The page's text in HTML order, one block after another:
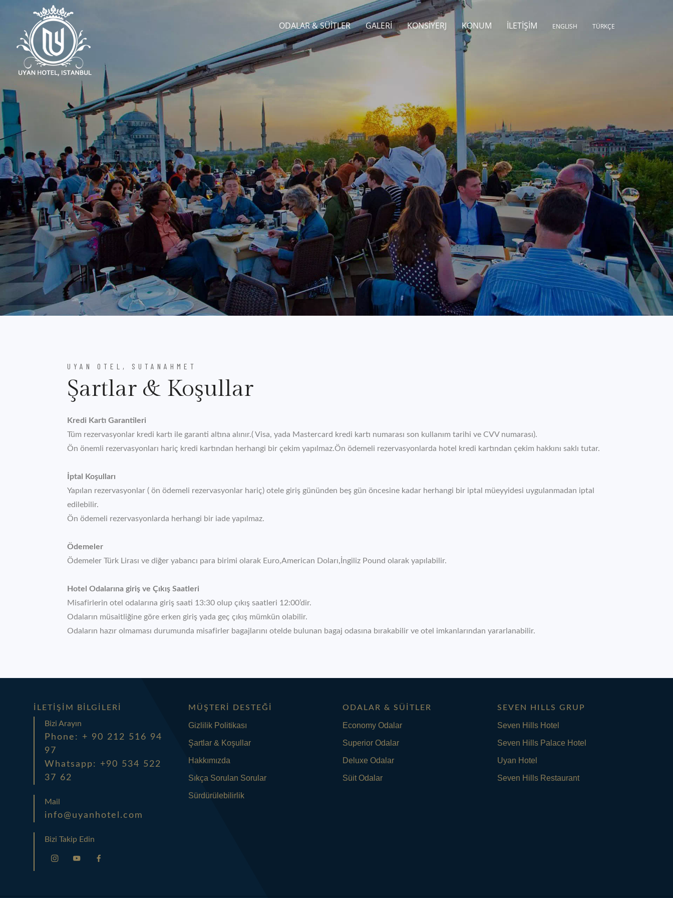
ODALAR & SÜITLER GALERI KONSIYERJ KONUM İLETIŞIM ENGLISH TÜRKÇE
UYAN OTEL, SUTANAHMET
Şartlar & Koşullar
Kredi Kartı Garantileri
Tüm rezervasyonlar kredi kartı ile garanti altına alınır.( Visa, yada Mastercard kredi kartı numarası son kullanım tarihi ve CVV numarası).
Ön önemli rezervasyonları hariç kredi kartından herhangi bir çekim yapılmaz.Ön ödemeli rezervasyonlarda hotel kredi kartından çekim hakkını saklı tutar.
İptal Koşulları
Yapılan rezervasyonlar ( ön ödemeli rezervasyonlar hariç) otele giriş gününden beş gün öncesine kadar herhangi bir iptal müeyyidesi uygulanmadan iptal
edilebilir.
Ön ödemeli rezervasyonlarda herhangi bir iade yapılmaz.
Ödemeler
Ödemeler Türk Lirası ve diğer yabancı para birimi olarak Euro,American Doları,İngiliz Pound olarak yapılabilir.
Hotel Odalarına giriş ve Çıkış Saatleri
Misafirlerin otel odalarına giriş saati 13:30 olup çıkış saatleri 12:00’dir.
Odaların müsaitliğine göre erken giriş yada geç çıkış mümkün olabilir.
Odaların hazır olmaması durumunda misafirler bagajlarını otelde bulunan bagaj odasına bırakabilir ve otel imkanlarından yararlanabilir.
İLETIŞIM BILGILERI
Bizi Arayın
Phone: + 90 212 516 94
97
Whatsapp: +90 534 522
37 62
Mail
info@uyanhotel.com
Bizi Takip Edin
MÜŞTERI DESTEĞI
Gizlilik Politikası
Şartlar & Koşullar
Hakkımızda
Sıkça Sorulan Sorular
Sürdürülebilirlik
ODALAR & SÜITLER
Economy Odalar
Superior Odalar
Deluxe Odalar
Süit Odalar
SEVEN HILLS GRUP
Seven Hills Hotel
Seven Hills Palace Hotel
Uyan Hotel
Seven Hills Restaurant